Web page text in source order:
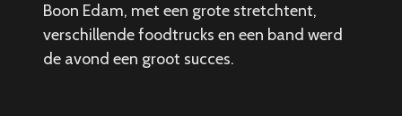
Boon Edam, met een grote stretchtent,
verschillende foodtrucks en een band werd
de avond een groot succes.